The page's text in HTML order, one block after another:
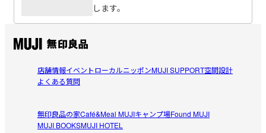
レンジに入れれるし大きさもいいんだけど、蓋がすぐ割れ
ます。
全部サイドのところが割れます。ゴムで使ってますが漏れ
ることもあるから、ほんと困る
サイズ的に使いやすかったから何度も買ったけど残念。
参考になった（1人）
2026/07/20
お弁当持参の際に別持ち、スチームお野菜や果物を別容器
します。
店舗情報イベントローカルニッポンMUJI SUPPORT空間設計
よくある質問
無印良品の家Café&Meal MUJIキャンプ場Found MUJI
MUJI BOOKSMUJI HOTEL